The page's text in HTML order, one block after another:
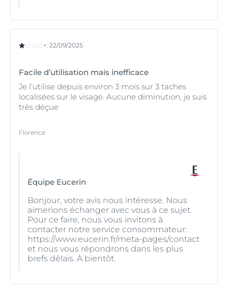
22/09/2025
Facile d’utilisation mais inefficace
Je l’utilise depuis environ 3 mois sur 3 taches
localisées sur le visage. Aucune diminution, je suis
très déçue
Florence
Équipe Eucerin
Bonjour, votre avis nous intéresse. Nous
aimerions échanger avec vous à ce sujet.
Pour ce faire, nous vous invitons à
contacter notre service consommateur:
https://www.eucerin.fr/meta-pages/contact
et nous vous répondrons dans les plus
brefs délais. À bientôt.